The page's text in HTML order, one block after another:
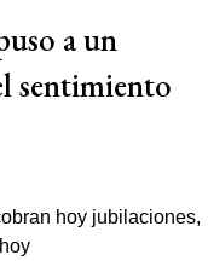
a un
sentimiento